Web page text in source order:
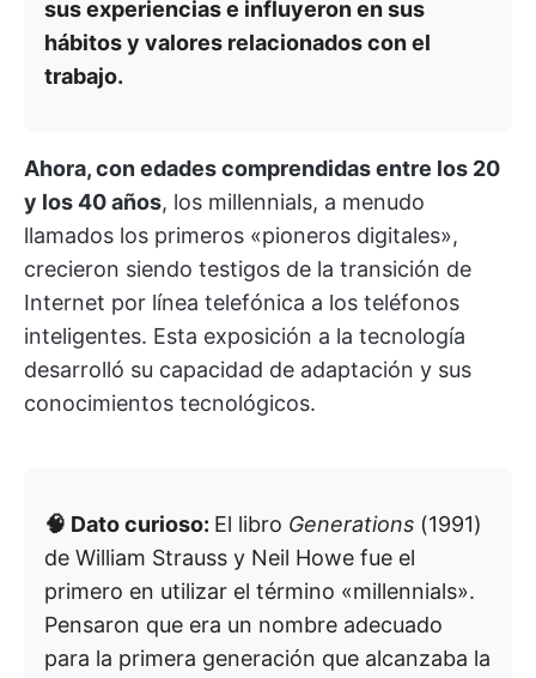
sus experiencias e influyeron en sus
hábitos y valores relacionados con el
trabajo.
Ahora, con edades comprendidas entre los 20
y los 40 años, los millennials, a menudo
llamados los primeros «pioneros digitales»,
crecieron siendo testigos de la transición de
Internet por línea telefónica a los teléfonos
inteligentes. Esta exposición a la tecnología
desarrolló su capacidad de adaptación y sus
conocimientos tecnológicos.
🧠 Dato curioso: El libro Generations (1991)
de William Strauss y Neil Howe fue el
primero en utilizar el término «millennials».
Pensaron que era un nombre adecuado
para la primera generación que alcanzaba la